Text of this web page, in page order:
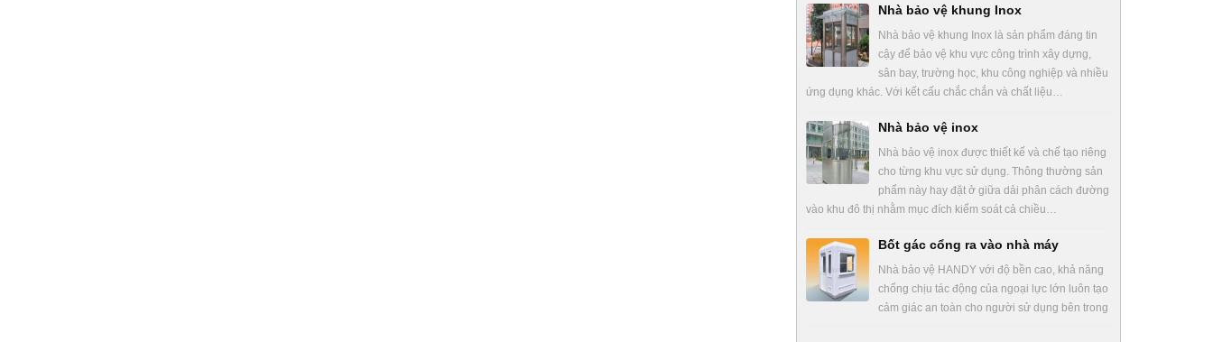
Nhà bảo vệ khung Inox
Nhà bảo vệ khung Inox là sản phẩm đáng tin
cậy để bảo vệ khu vực công trình xây dựng,
sân bay, trường học, khu công nghiệp và nhiều
ứng dụng khác. Với kết cấu chắc chắn và chất liệu…
Nhà bảo vệ inox
Nhà bảo vệ inox được thiết kế và chế tạo riêng
cho từng khu vực sử dụng. Thông thường sản
phẩm này hay đặt ở giữa dải phân cách đường
vào khu đô thị nhằm mục đích kiểm soát cả chiều…
Bốt gác cổng ra vào nhà máy
Nhà bảo vệ HANDY với độ bền cao, khả năng
chống chịu tác động của ngoại lực lớn luôn tạo
cảm giác an toàn cho người sử dụng bên trong